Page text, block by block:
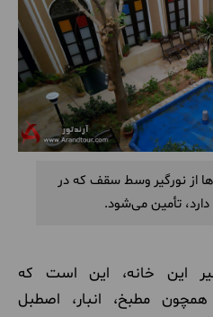
از نورگیر وسط سقف که در
تأمین می‌شود.
این خانه، این است که
مطبخ، انبار، اصطبل